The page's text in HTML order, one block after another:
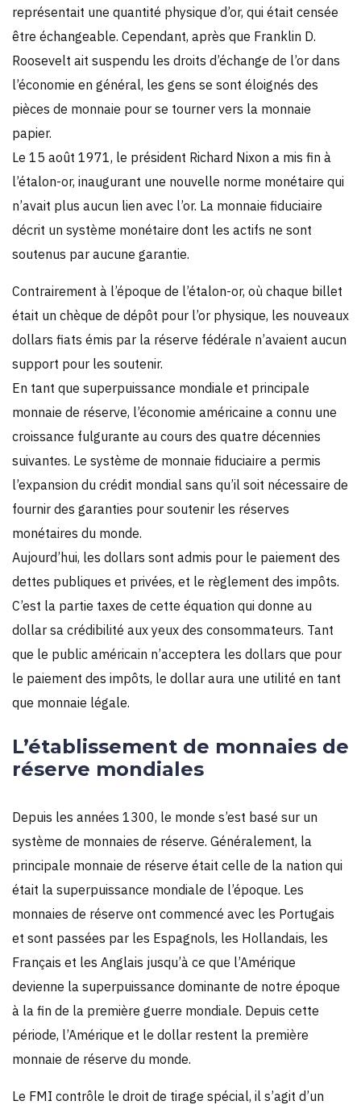
représentait une quantité physique d’or, qui était censée
être échangeable. Cependant, après que Franklin D.
Roosevelt ait suspendu les droits d’échange de l’or dans
l’économie en général, les gens se sont éloignés des
pièces de monnaie pour se tourner vers la monnaie
papier.
Le 15 août 1971, le président Richard Nixon a mis fin à
l’étalon-or, inaugurant une nouvelle norme monétaire qui
n’avait plus aucun lien avec l’or. La monnaie fiduciaire
décrit un système monétaire dont les actifs ne sont
soutenus par aucune garantie.
Contrairement à l’époque de l’étalon-or, où chaque billet
était un chèque de dépôt pour l’or physique, les nouveaux
dollars fiats émis par la réserve fédérale n’avaient aucun
support pour les soutenir.
En tant que superpuissance mondiale et principale
monnaie de réserve, l’économie américaine a connu une
croissance fulgurante au cours des quatre décennies
suivantes. Le système de monnaie fiduciaire a permis
l’expansion du crédit mondial sans qu’il soit nécessaire de
fournir des garanties pour soutenir les réserves
monétaires du monde.
Aujourd’hui, les dollars sont admis pour le paiement des
dettes publiques et privées, et le règlement des impôts.
C’est la partie taxes de cette équation qui donne au
dollar sa crédibilité aux yeux des consommateurs. Tant
que le public américain n’acceptera les dollars que pour
le paiement des impôts, le dollar aura une utilité en tant
que monnaie légale.
L’établissement de monnaies de
réserve mondiales
Depuis les années 1300, le monde s’est basé sur un
système de monnaies de réserve. Généralement, la
principale monnaie de réserve était celle de la nation qui
était la superpuissance mondiale de l’époque. Les
monnaies de réserve ont commencé avec les Portugais
et sont passées par les Espagnols, les Hollandais, les
Français et les Anglais jusqu’à ce que l’Amérique
devienne la superpuissance dominante de notre époque
à la fin de la première guerre mondiale. Depuis cette
période, l’Amérique et le dollar restent la première
monnaie de réserve du monde.
Le FMI contrôle le droit de tirage spécial, il s’agit d’un